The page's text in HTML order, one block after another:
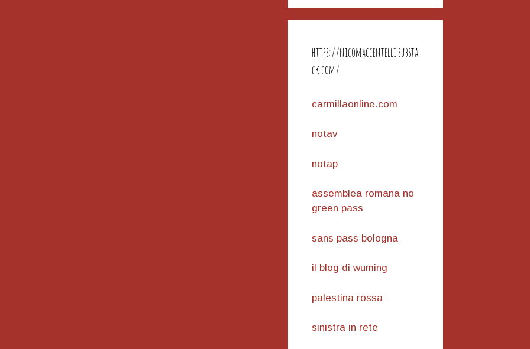
https://nicomaccentelli.substa
ck.com/
carmillaonline.com
notav
notap
assemblea romana no
green pass
sans pass bologna
il blog di wuming
palestina rossa
sinistra in rete